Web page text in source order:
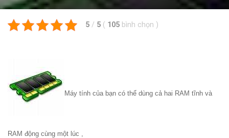
5 / 5 ( 105 bình chọn )
Máy tính của bạn có thể dùng cả hai RAM tĩnh và
RAM động cùng một lúc ,